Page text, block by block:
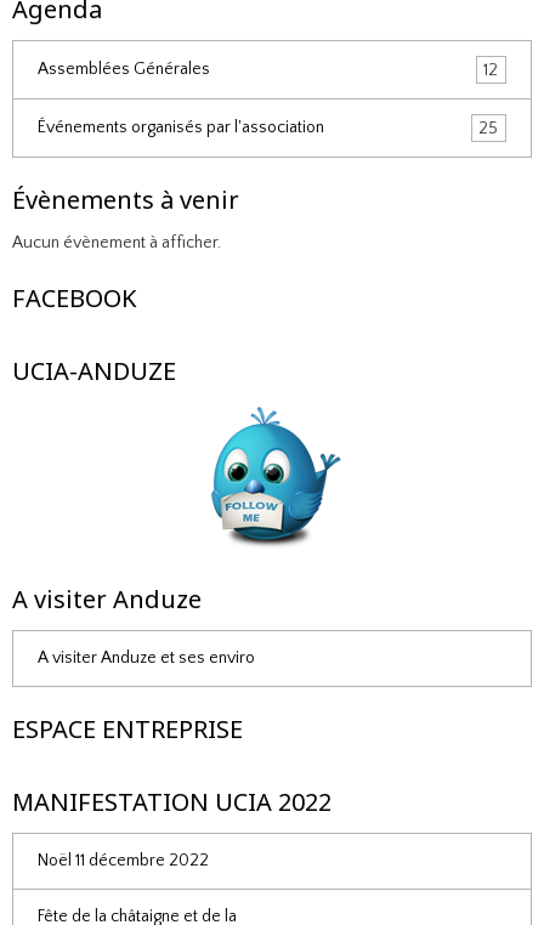
Agenda
Assemblées Générales 12
Événements organisés par l'association 25
Évènements à venir
Aucun évènement à afficher.
FACEBOOK
UCIA-ANDUZE
A visiter Anduze
A visiter Anduze et ses enviro
ESPACE ENTREPRISE
MANIFESTATION UCIA 2022
Noël 11 décembre 2022
Fête de la châtaigne et de la